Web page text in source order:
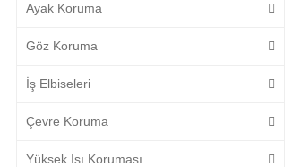
Ayak Koruma
Göz Koruma
İş Elbiseleri
Çevre Koruma
Yüksek Isı Koruması